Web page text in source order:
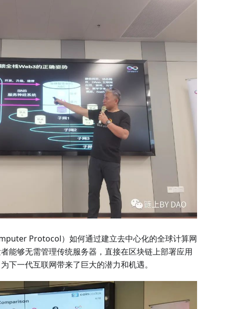
Protocol）如何通过建立去中心化的全球计算网
能够无需管理传统服务器，直接在区块链上部署应用
下一代互联网带来了巨大的潜力和机遇。